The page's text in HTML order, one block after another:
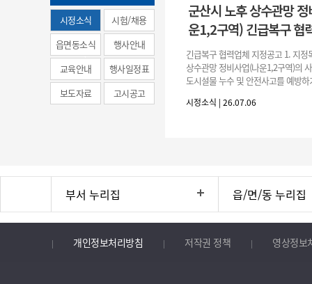
시정소식
(municipal
news)
군산시 노후 상수관망
운1,2구역) 긴급복구 협
긴급복구 협력업체 지정공고 1. 지정
상수관망 정비사업(나운1,2구역)의
도시설물 누수 및 안전사고를 예방
구업체 지정 2. 협력업체
시정소식 | 26.07.06
시험/채용
읍면동소식
행사안내
교육안내
행사일정표
보도자료
고시공고
부서 누리집 읍/면/동 누리집
개인정보처리방침 저작권 정책 영상정보